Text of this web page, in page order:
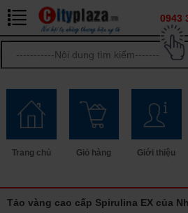
0943
Trang chủ Giỏ hàng Giới thiệu
Tảo vàng cao cấp Spirulina EX của